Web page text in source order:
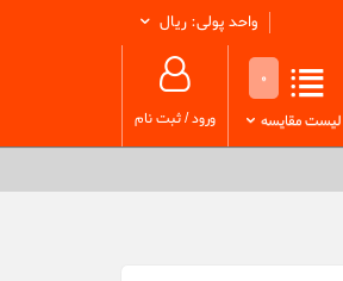
واحد پولی: ریال
ورود/ثبت نام
0
لیست مقایسه